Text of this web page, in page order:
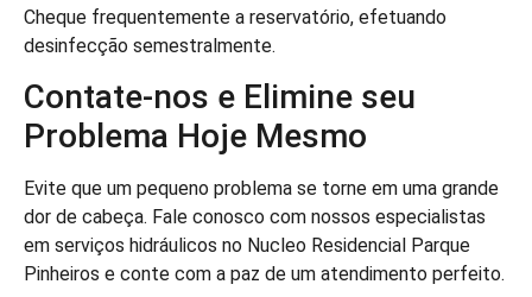
Cheque frequentemente a reservatório, efetuando
desinfecção semestralmente.
Contate-nos e Elimine seu
Problema Hoje Mesmo
Evite que um pequeno problema se torne em uma grande
dor de cabeça. Fale conosco com nossos especialistas
em serviços hidráulicos no Nucleo Residencial Parque
Pinheiros e conte com a paz de um atendimento perfeito.